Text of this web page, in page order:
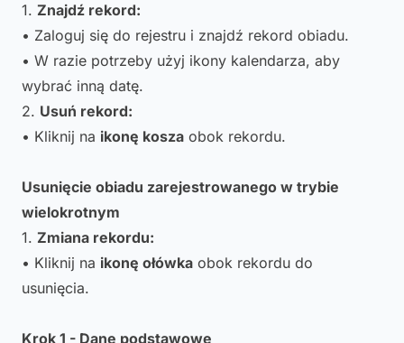
1. Znajdź rekord:
• Zaloguj się do rejestru i znajdź rekord obiadu.
• W razie potrzeby użyj ikony kalendarza, aby
wybrać inną datę.
2. Usuń rekord:
• Kliknij na ikonę kosza obok rekordu.
Usunięcie obiadu zarejestrowanego w trybie
wielokrotnym
1. Zmiana rekordu:
• Kliknij na ikonę ołówka obok rekordu do
usunięcia.
Krok 1 - Dane podstawowe